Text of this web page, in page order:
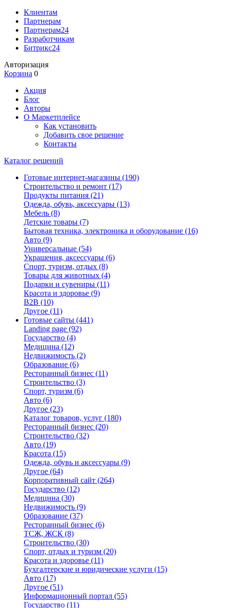
Клиентам
Партнерам
Партнерам24
Разработчикам
Битрикс24
Авторизация
Корзина 0
Акция
Блог
Авторы
О Маркетплейсе
Как установить
Добавить свое решение
Контакты
Каталог решений
Готовые интернет-магазины (190)
Строительство и ремонт (17)
Продукты питания (21)
Одежда, обувь, аксессуары (13)
Мебель (8)
Детские товары (7)
Бытовая техника, электроника и оборудование (16)
Авто (9)
Универсальные (54)
Украшения, аксессуары (6)
Спорт, туризм, отдых (8)
Товары для животных (4)
Подарки и сувениры (11)
Красота и здоровье (9)
B2B (10)
Другое (11)
Готовые сайты (441)
Landing page (92)
Государство (4)
Медицина (12)
Недвижимость (2)
Образование (6)
Ресторанный бизнес (11)
Строительство (3)
Спорт, туризм (6)
Авто (6)
Другое (23)
Каталог товаров, услуг (180)
Ресторанный бизнес (20)
Строительство (32)
Авто (19)
Красота (15)
Одежда, обувь и аксессуары (9)
Другое (64)
Корпоративный сайт (264)
Государство (12)
Медицина (30)
Недвижимость (9)
Образование (37)
Ресторанный бизнес (6)
ТСЖ, ЖСК (8)
Строительство (30)
Спорт, отдых и туризм (20)
Красота и здоровье (11)
Бухгалтерские и юридические услуги (15)
Авто (17)
Другое (51)
Информационный портал (55)
Государство (11)